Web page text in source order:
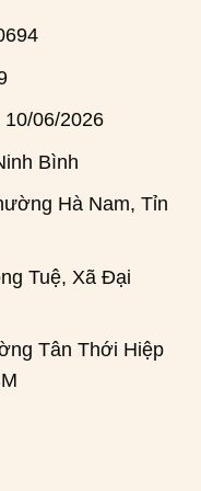
10/06/2026
Bình
Hà Nam, Tỉnh
Tuệ, Xã Đại
Tân Thới Hiệp